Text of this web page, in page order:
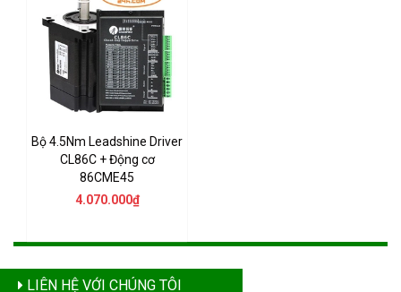
Bộ 4.5Nm Leadshine Driver
CL86C + Động cơ
86CME45
4.070.000₫
LIÊN HỆ VỚI CHÚNG TÔI